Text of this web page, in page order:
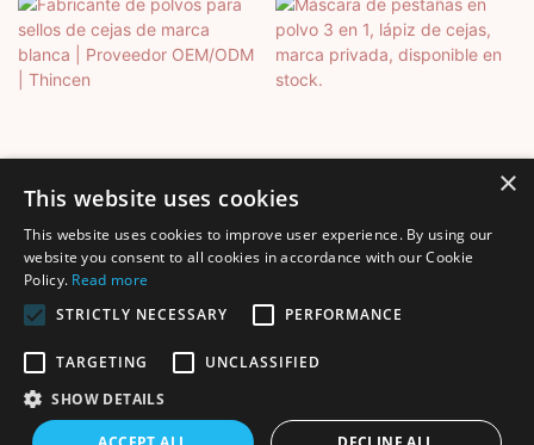
Fabricante De Polvos Para
Sellos De Cejas De Marca
Blanca | Proveedor
Máscara De Pestañas En
Marca Privada, Disponible
Derechos de autor © 2025 Shenzhen Thincen Technology Co.,
×
This website uses cookies
This website uses cookies to improve user experience. By using our
website you consent to all cookies in accordance with our Cookie
Policy. Read more
STRICTLY NECESSARY
PERFORMANCE
TARGETING
UNCLASSIFIED
SHOW DETAILS